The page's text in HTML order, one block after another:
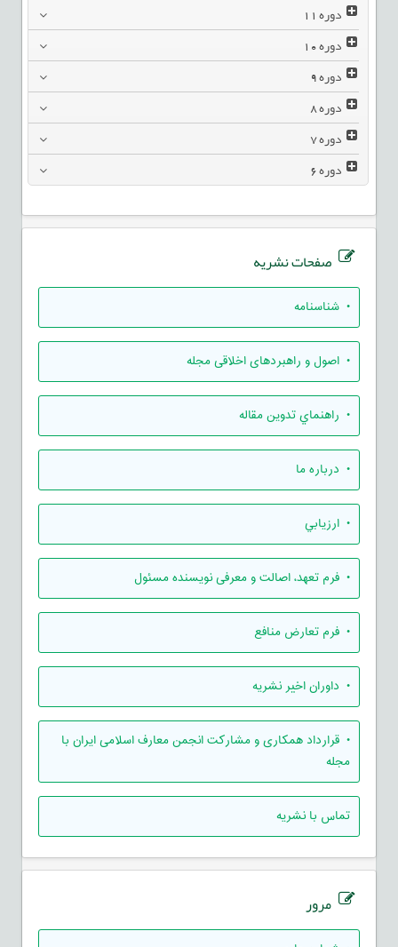
دوره11
دوره10
دوره9
دوره8
دوره7
دوره6
صفحات نشریه
• شناسنامه
• اصول و راهبردهای اخلاقی مجله
• راهنماي تدوين مقاله
• درباره ما
• ارزيابي
• فرم تعهد، اصالت و معرفی نویسنده مسئول
• فرم تعارض منافع
• داوران اخیر نشریه
• قرارداد همکاری و مشارکت انجمن معارف اسلامی ایران با
مجله
تماس با نشریه
مرور